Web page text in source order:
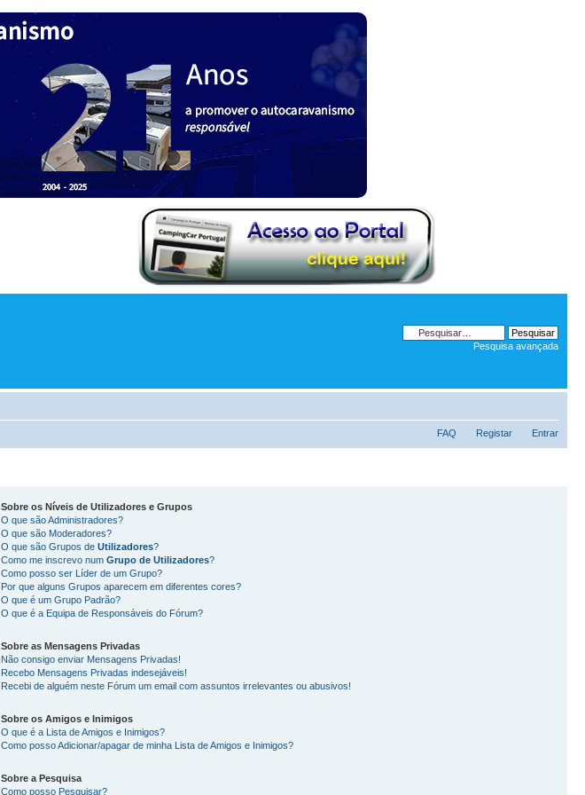
Pesquisa avançada
FAQ Registar Entrar
Sobre os Níveis de Utilizadorese Grupos
O que são Administradores?
O que são Moderadores?
O que são Grupos de Utilizadores?
Como me inscrevo num Grupo de Utilizadores?
Como posso ser Líder de um Grupo?
Por que alguns Grupos aparecem em diferentes cores?
O que é um Grupo Padrão?
O que é a Equipa de Responsáveis do Fórum?
Sobre as Mensagens Privadas
Não consigo enviar Mensagens Privadas!
Recebo Mensagens Privadas indesejáveis!
Recebi de alguém neste Fórum um email com assuntos irrelevantes ou abusivos!
Sobre os Amigose Inimigos
O que é a Lista de Amigos e Inimigos?
Como posso Adicionar/apagar de minha Lista de Amigos e Inimigos?
Sobre a Pesquisa
Como posso Pesquisar?